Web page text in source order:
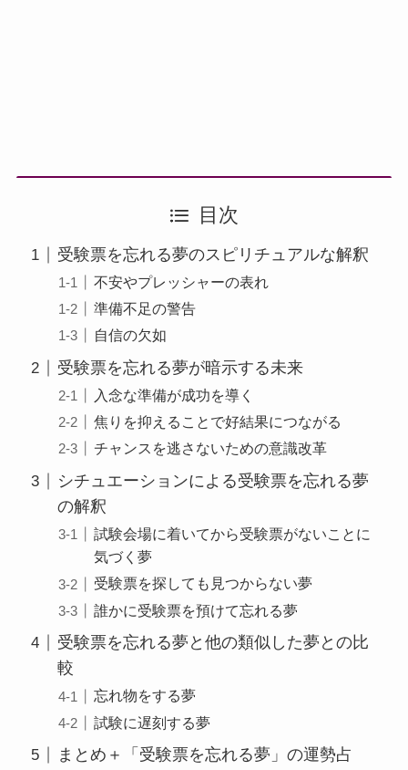
目次
受験票を忘れる夢のスピリチュアルな解釈
不安やプレッシャーの表れ
準備不足の警告
自信の欠如
受験票を忘れる夢が暗示する未来
入念な準備が成功を導く
焦りを抑えることで好結果につながる
チャンスを逃さないための意識改革
シチュエーションによる受験票を忘れる夢
の解釈
試験会場に着いてから受験票がないことに
気づく夢
受験票を探しても見つからない夢
誰かに受験票を預けて忘れる夢
受験票を忘れる夢と他の類似した夢との比
較
忘れ物をする夢
試験に遅刻する夢
まとめ＋「受験票を忘れる夢」の運勢占